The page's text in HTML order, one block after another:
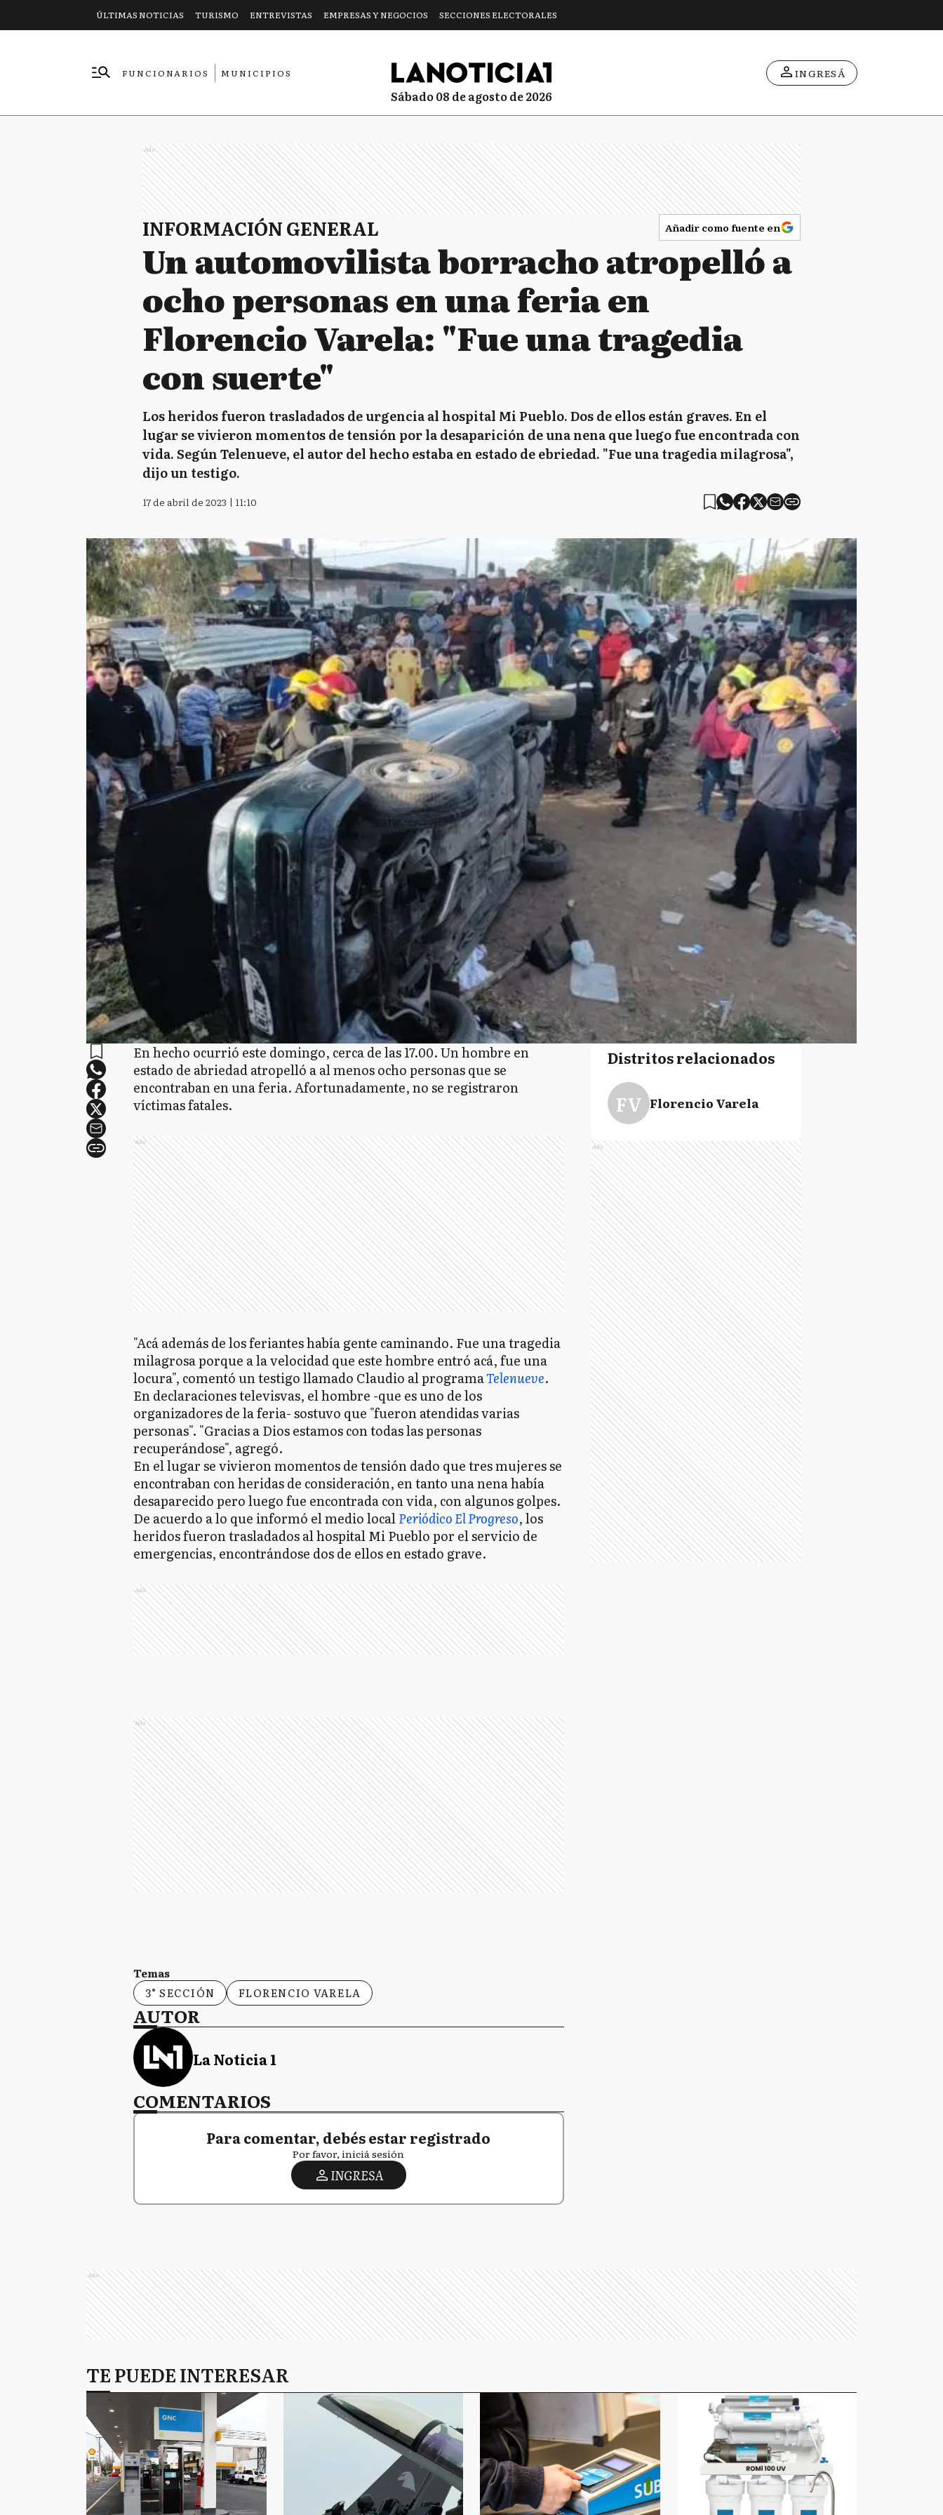
ÚLTIMAS NOTICIAS TURISMO ENTREVISTAS EMPRESAS Y NEGOCIOS SECCIONES ELECTORALES
FUNCIONARIOS
MUNICIPIOS
sábado 08 de agosto de 2026
INGRESÁ
Ads
INFORMACIÓN GENERAL Añadir como fuente en
Un automovilista borracho atropelló a
ocho personas en una feria en
Florencio Varela: "Fue una tragedia
con suerte"
Los heridos fueron trasladados de urgencia al hospital Mi Pueblo. Dos de ellos están graves. En el
lugar se vivieron momentos de tensión por la desaparición de una nena que luego fue encontrada con
vida. Según Telenueve, el autor del hecho estaba en estado de ebriedad. "Fue una tragedia milagrosa",
dijo un testigo.
17 de abril de 2023 | 11:10
En hecho ocurrió este domingo, cerca de las 17.00. Un hombre en
estado de abriedad atropelló a al menos ocho personas que se
encontraban en una feria. Afortunadamente, no se registraron
víctimas fatales.
Ads
"Acá además de los feriantes había gente caminando. Fue una tragedia
milagrosa porque a la velocidad que este hombre entró acá, fue una
locura", comentó un testigo llamado Claudio al programaTelenueve.
En declaraciones televisvas, el hombre -que es uno de los
organizadores de la feria- sostuvo que "fueron atendidas varias
personas". "Gracias a Dios estamos con todas las personas
recuperándose", agregó.
En el lugar se vivieron momentos de tensión dado que tres mujeres se
encontraban con heridas de consideración, en tanto una nena había
desaparecido pero luego fue encontrada con vida, con algunos golpes.
De acuerdo a lo que informó el medio localPeriódico El Progreso, los
heridos fueron trasladados al hospital Mi Pueblo por el servicio de
emergencias, encontrándose dos de ellos en estado grave.
Ads
Ads
Temas
3° SECCIÓN
FLORENCIO VARELA
AUTOR
La Noticia 1
COMENTARIOS
Para comentar, debés estar registrado
Por favor, iniciá sesión
INGRESA
Distritos relacionados
FV Florencio Varela
Ads
Ads
TE PUEDE INTERESAR